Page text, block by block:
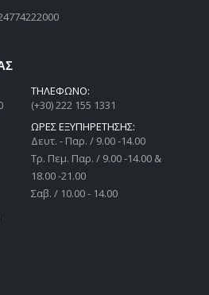
ΤΗΛΕΦΩΝΟ:
(+30) 222 155 1331
ΩΡΕΣ ΕΞΥΠΗΡΕΤΗΣΗΣ:
Δευτ. - Παρ. / 9.00 -14.00
Tρ. Πεμ. Παρ. / 9.00 -14.00 &
18.00 -21.00
Σαβ. / 10.00 - 14.00